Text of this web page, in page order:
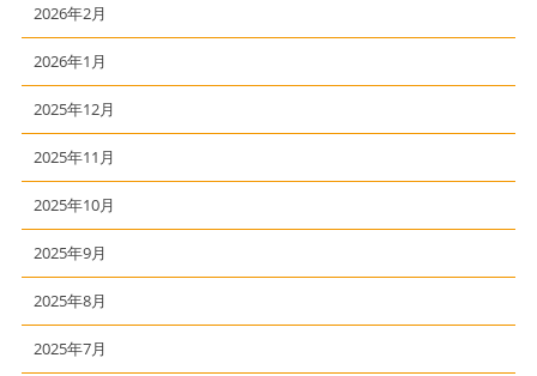
2026年2月
2026年1月
2025年12月
2025年11月
2025年10月
2025年9月
2025年8月
2025年7月